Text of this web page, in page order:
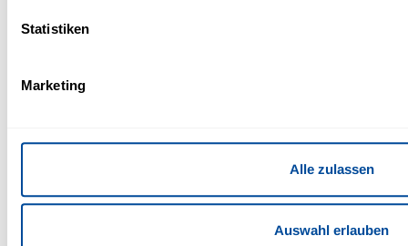
Statistiken
Marketing
Alle zulassen
Auswahl erlauben
pro Person